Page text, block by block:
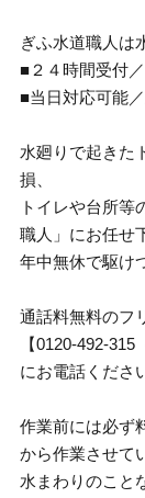
ぎふ水道職人は
■２４時間受付
■当日対応可能
水廻りで起きた
損、
トイレや台所等
職人」にお任せ
年中無休で駆け
通話料無料のフ
【0120-492-
にお電話くださ
作業前には必ず
から作業させて
水まわりのこと